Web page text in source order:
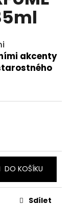
akcenty
DO KOŠÍKU
Sdílet